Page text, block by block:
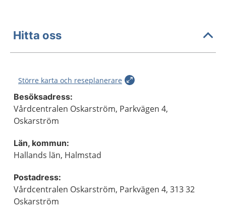
Hitta oss
Större karta och reseplanerare
Besöksadress:
Vårdcentralen Oskarström, Parkvägen 4,
Oskarström
Län, kommun:
Hallands län, Halmstad
Postadress:
Vårdcentralen Oskarström, Parkvägen 4, 313 32
Oskarström